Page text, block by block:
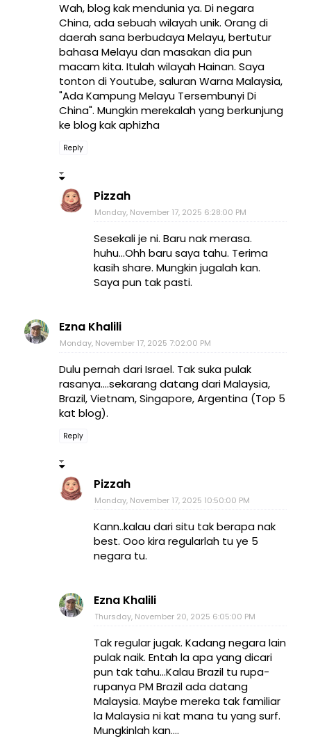
Wah, blog kak mendunia ya. Di negara
China, ada sebuah wilayah unik. Orang di
daerah sana berbudaya Melayu, bertutur
bahasa Melayu dan masakan dia pun
macam kita. Itulah wilayah Hainan. Saya
tonton di Youtube, saluran Warna Malaysia,
"Ada Kampung Melayu Tersembunyi Di
China". Mungkin merekalah yang berkunjung
ke blog kak aphizha
Reply
Pizzah
Monday, November 17, 2025 6:28:00 PM
Sesekali je ni. Baru nak merasa.
huhu...Ohh baru saya tahu. Terima
kasih share. Mungkin jugalah kan.
Saya pun tak pasti.
Ezna Khalili
Monday, November 17, 2025 7:02:00 PM
Dulu pernah dari Israel. Tak suka pulak
rasanya....sekarang datang dari Malaysia,
Brazil, Vietnam, Singapore, Argentina (Top 5
kat blog).
Reply
Pizzah
Monday, November 17, 2025 10:50:00 PM
Kann..kalau dari situ tak berapa nak
best. Ooo kira regularlah tu ye 5
negara tu.
Ezna Khalili
Thursday, November 20, 2025 6:05:00 PM
Tak regular jugak. Kadang negara lain
pulak naik. Entah la apa yang dicari
pun tak tahu...Kalau Brazil tu rupa-
rupanya PM Brazil ada datang
Malaysia. Maybe mereka tak familiar
la Malaysia ni kat mana tu yang surf.
Mungkinlah kan....